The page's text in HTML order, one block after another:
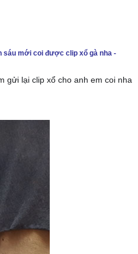
sáu mới coi được clip xổ gà nha -
gửi lại clip xổ cho anh em coi nha